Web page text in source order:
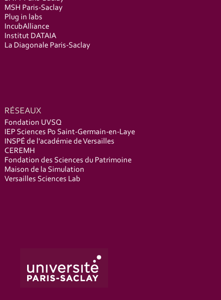
MSH Paris-Saclay
Plug in labs
IncubAlliance
Institut DATAIA
La Diagonale Paris-Saclay
RÉSEAUX
Fondation UVSQ
IEP Sciences Po Saint-Germain-en-Laye
INSPÉ de l'académie de Versailles
CEREMH
Fondation des Sciences du Patrimoine
Maison de la Simulation
Versailles Sciences Lab